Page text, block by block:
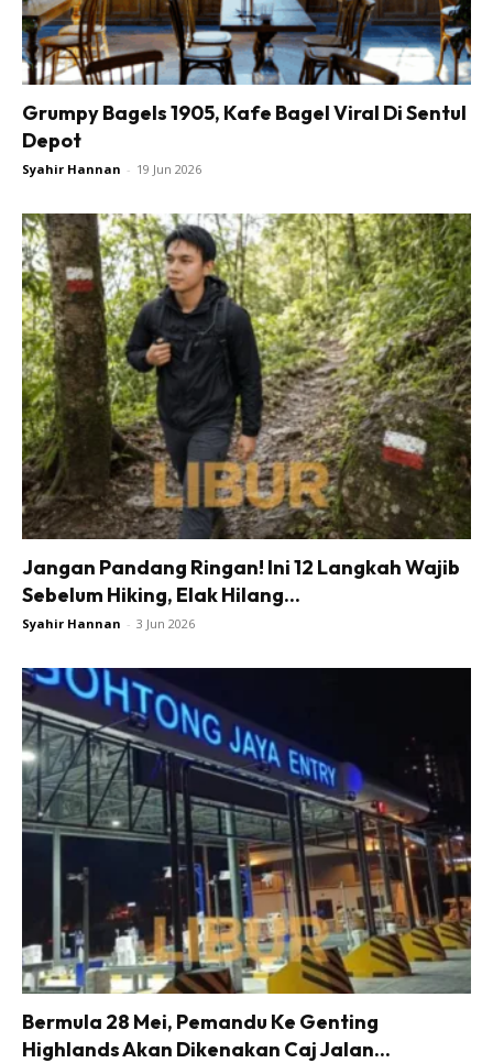
Grumpy Bagels 1905, Kafe Bagel Viral Di Sentul
Depot
Syahir Hannan - 19 Jun 2026
Jangan Pandang Ringan! Ini 12 Langkah Wajib
Sebelum Hiking, Elak Hilang...
Syahir Hannan - 3 Jun 2026
Bermula 28 Mei, Pemandu Ke Genting
Highlands Akan Dikenakan Caj Jalan...